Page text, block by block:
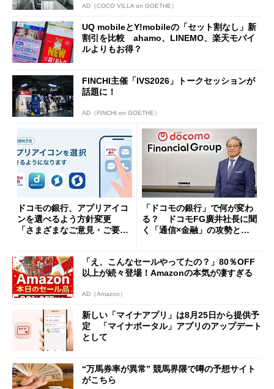
AD（COCO VILLA on GOETHE）
UQ mobileとY!mobileの「セット割なし」新
割引を比較 ahamo、LINEMO、楽天モバイ
ルよりもお得？
FINCHI主催「IVS2026」トークセッションが
話題に！
AD（FINCHI on GOETHE）
ドコモの銀行、アプリアイコ
ンを選べるよう方針変更
「さまざまなご意見・ご要望
「ドコモの銀行」で何が変わ
る？ ドコモFG廣井社長に聞
く「通信×金融」の攻勢とグ
「え、こんなセールやってたの？」80％OFF
以上が続々登場！Amazonの本気が凄すぎる
AD（Amazon）
新しい「マイナアプリ」は8月25日から提供予
定 「マイナポータル」アプリのアップデート
として
“万馬券率が異常” 競馬界隈で噂の予想サイト
がこちら